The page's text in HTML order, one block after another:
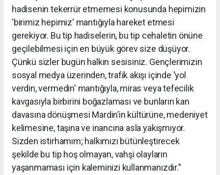
hadisenin tekerrür etmemesi konusunda hepimizin
'birimiz hepimiz' mantığıyla hareket etmesi
gerekiyor. Bu tip hadiselerin, bu tip cehaletin önüne
geçilebilmesi için en büyük görev size düşüyor.
Çünkü sizler bugün halkın sesisiniz. Gençlerimizin
sosyal medya üzerinden, trafik akışı içinde 'yol
verdin, vermedin' mantığıyla, miras veya tefecilik
kavgasıyla birbirini boğazlaması ve bunların kan
davasına dönüşmesi Mardin’in kültürüne, medeniyet
kelimesine, taşına ve inancına asla yakışmıyor.
Sizden istirhamım; halkımızı bütünleştirecek
şekilde bu tip hoş olmayan, vahşi olayların
yaşanmaması için kaleminizi kullanmanızdır."